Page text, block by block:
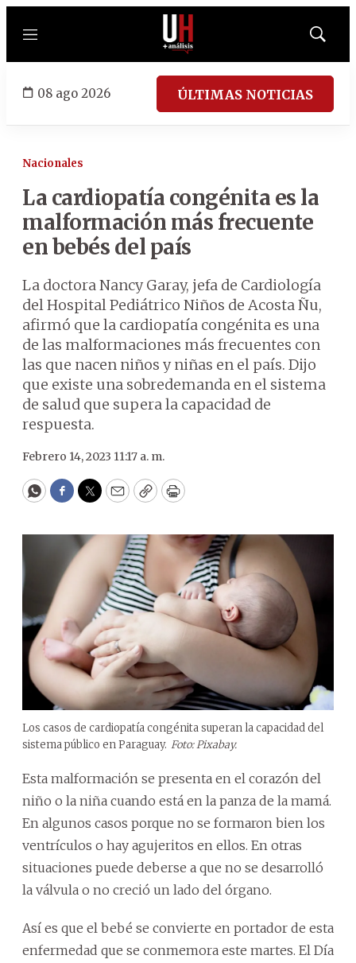
Menú
Mostrar
08 ago 2026 ÚLTIMAS NOTICIAS
Nacionales
La cardiopatía congénita es la
malformación más frecuente
en bebés del país
La doctora Nancy Garay, jefa de Cardiología
del Hospital Pediátrico Niños de Acosta Ñu,
afirmó que la cardiopatía congénita es una
de las malformaciones más frecuentes con
las que nacen niños y niñas en el país. Dijo
que existe una sobredemanda en el sistema
de salud que supera la capacidad de
respuesta.
Febrero 14, 2023 11:17 a. m.
WhatsApp
Facebook
Twitter
EmailCopyPrint
Los casos de cardiopatía congénita superan la capacidad del
sistema público en Paraguay. Foto: Pixabay.
Esta malformación se presenta en el corazón del
niño o la niña cuando está en la panza de la mamá.
En algunos casos porque no se formaron bien los
ventrículos o hay agujeritos en ellos. En otras
situaciones puede deberse a que no se desarrolló
la válvula o no creció un lado del órgano.
Así es que el bebé se convierte en portador de esta
enfermedad que se conmemora este martes. El Día